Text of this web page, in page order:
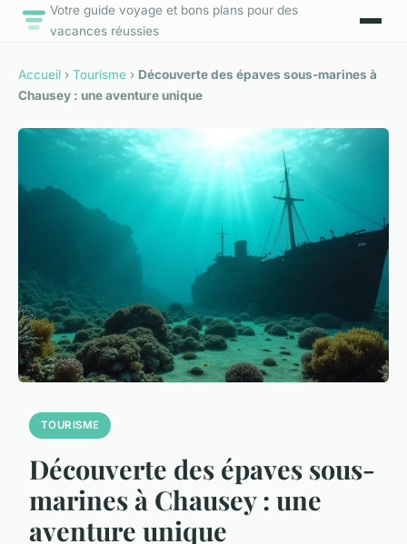
Votre guide voyage et bons plans pour des
vacances réussies
Accueil › Tourisme › Découverte des épaves sous-marines à
Chausey : une aventure unique
TOURISME
Découverte des épaves sous-
marines à Chausey : une
aventure unique